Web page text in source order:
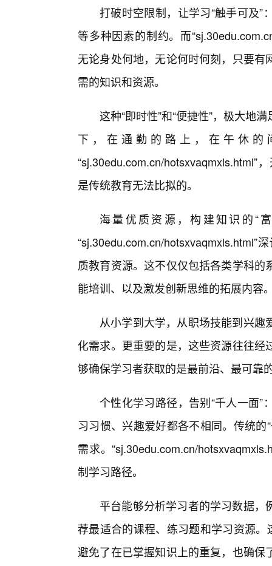
打破时空限制，让学习“触手可及
等多种因素的制约。而
无论身处何地，无论何时何刻，只要
需的知识和资源。
这种“即时性”和“便捷性”，极大地
下，在通勤的路上，在午休
“sj.30edu.com.cn/hotsxvaqmxls.html”
是传统教育无法比拟的。
海量优质资源，构建知识的“
“sj.30edu.com.cn/hotsxvaqmxls.html”
质教育资源。这不仅仅包括各类学科
能培训、以及激发创新思维的拓展内容
从小学到大学，从职场技能到兴
化需求。更重要的是，这些资源往往
够确保学习者获取的是最前沿、最可靠
个性化学习路径，告别“千人一面
习习惯、兴趣爱好都各不相同。传统
需求。“sj.30edu.com.cn/
制学习路径。
平台能够分析学习者的学习数据
荐最适合的课程、练习题和学习资源
避免了在已掌握知识上的重复，也确